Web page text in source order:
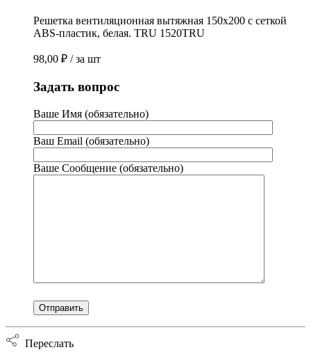
Решетка вентиляционная вытяжная 150х200 с сеткой
ABS-пластик, белая. TRU 1520TRU
98,00 ₽ / за шт
Задать вопрос
Ваше Имя (обязательно)
Ваш Email (обязательно)
Ваше Сообщение (обязательно)
Переслать